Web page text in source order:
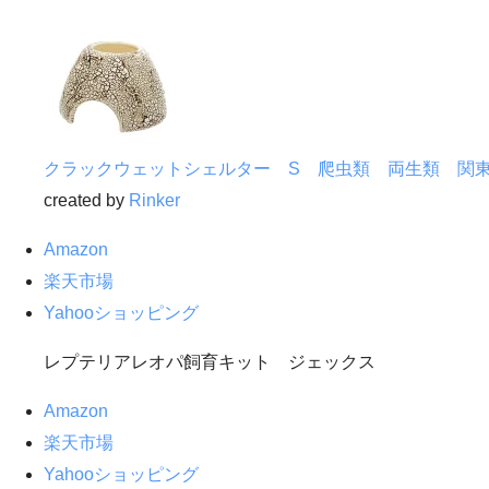
クラックウェットシェルター S 爬虫類 両生類 関
created by Rinker
Amazon
楽天市場
Yahooショッピング
レプテリアレオパ飼育キット ジェックス
Amazon
楽天市場
Yahooショッピング